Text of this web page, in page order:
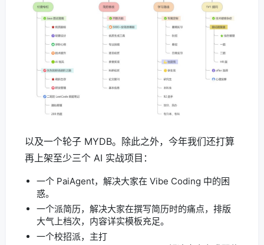
以及一个轮子 MYDB。除此之外，今年我们还打算
再上架至少三个 AI 实战项目：
一个 PaiAgent，解决大家在 Vibe Coding 中的困
惑。
一个派简历，解决大家在撰写简历时的痛点，排版
大气上档次，内容详实模板充足。
一个校招派，主打